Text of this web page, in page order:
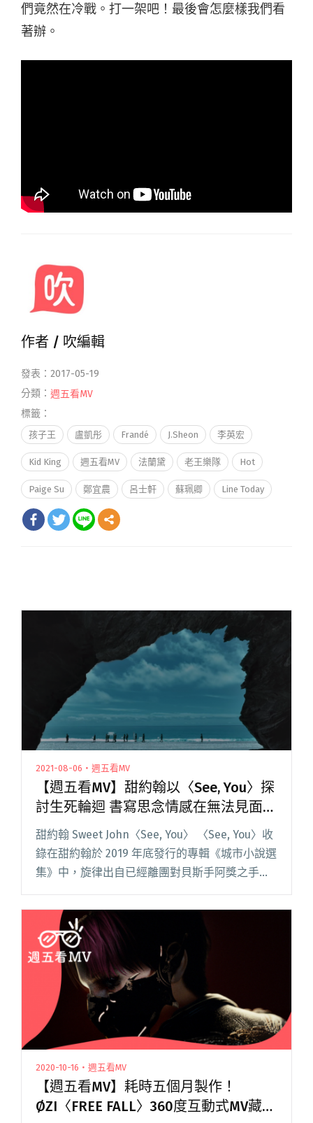
們竟然在冷戰。打一架吧！最後會怎麼樣我們看
著辦。
作者 / 吹編輯
發表：2017-05-19
分類： 週五看MV
標籤：
孩子王 盧凱彤 Frandé J.Sheon 李英宏
Kid King 週五看MV 法蘭黛 老王樂隊 Hot
Paige Su 鄭宜農 呂士軒 蘇珮卿 Line Today
2021-08-06・週五看MV
【週五看MV】甜約翰以〈See, You〉探
討生死輪迴 書寫思念情感在無法見面的
時期更有感
甜約翰 Sweet John〈See, You〉 〈See, You〉收
錄在甜約翰於 2019 年底發行的專輯《城市小說選
集》中，旋律出自已經離團對貝斯手阿獎之手
（去年 12 月宣布離團，當週的簡單生活節為他最
後一場表演），阿獎曾在專訪中表閱讀全文
"【週五看MV】甜約翰以〈See, You〉探討生死輪
迴 書寫思念情感在無法見面的時期更有感"
2020-10-16・週五看MV
【週五看MV】耗時五個月製作！
ØZI〈FREE FALL〉360度互動式MV藏8